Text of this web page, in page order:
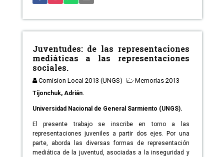
Juventudes: de las representaciones
mediáticas a las representaciones
sociales.
Comision Local 2013 (UNGS) Memorias 2013
Tijonchuk, Adrián.
Universidad Nacional de General Sarmiento (UNGS).
El presente trabajo se inscribe en torno a las
representaciones juveniles a partir dos ejes. Por una
parte, aborda las diversas formas de representación
mediática de la juventud, asociadas a la inseguridad y